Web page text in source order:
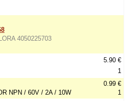
4050225703
5.90 €
1
NPN / 60V / 2A / 10W
0.99 €
1